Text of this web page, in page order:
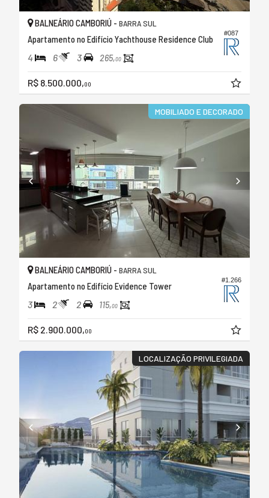
#087
BALNEÁRIO CAMBORIÚ - BARRA SUL
Apartamento no Edifício Yachthouse Residence Club
4 6 3 265,00
R$ 8.500.000,00
MOBILIADO E DECORADO
#1.266
BALNEÁRIO CAMBORIÚ - BARRA SUL
Apartamento no Edifício Evidence Tower
3 2 2 115,00
R$ 2.900.000,00
LOCALIZAÇÃO PRIVILEGIADA